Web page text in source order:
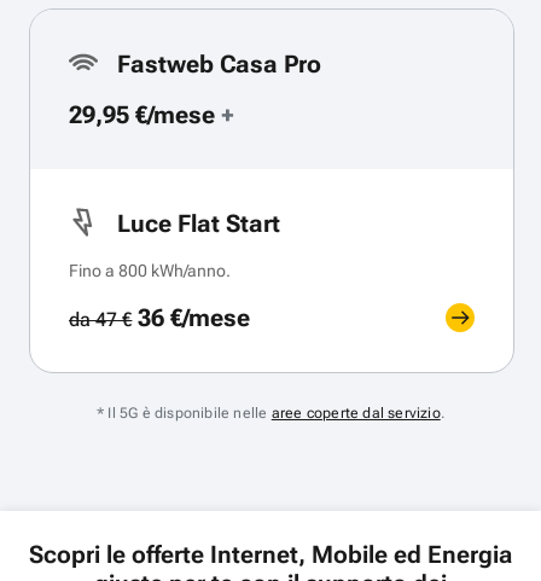
Fastweb Casa Pro
29,95 €/mese +
Luce Flat Start
Fino a 800 kWh/anno.
da 47 €36 €/mese
* Il 5G è disponibile nelle aree coperte dal servizio.
Scopri le offerte Internet, Mobile ed Energia